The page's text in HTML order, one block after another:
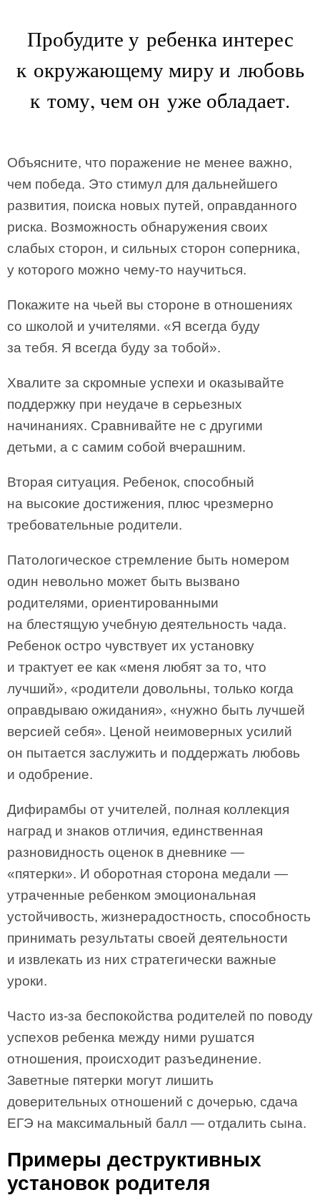
Пробудите у ребенка интерес
к окружающему миру и любовь
к тому, чем он уже обладает.
Объясните, что поражение не менее важно,
чем победа. Это стимул для дальнейшего
развития, поиска новых путей, оправданного
риска. Возможность обнаружения своих
слабых сторон, и сильных сторон соперника,
у которого можно чему-то научиться.
Покажите на чьей вы стороне в отношениях
со школой и учителями. «Я всегда буду
за тебя. Я всегда буду за тобой».
Хвалите за скромные успехи и оказывайте
поддержку при неудаче в серьезных
начинаниях. Сравнивайте не с другими
детьми, а с самим собой вчерашним.
Вторая ситуация. Ребенок, способный
на высокие достижения, плюс чрезмерно
требовательные родители.
Патологическое стремление быть номером
один невольно может быть вызвано
родителями, ориентированными
на блестящую учебную деятельность чада.
Ребенок остро чувствует их установку
и трактует ее как «меня любят за то, что
лучший», «родители довольны, только когда
оправдываю ожидания», «нужно быть лучшей
версией себя». Ценой неимоверных усилий
он пытается заслужить и поддержать любовь
и одобрение.
Дифирамбы от учителей, полная коллекция
наград и знаков отличия, единственная
разновидность оценок в дневнике —
«пятерки». И оборотная сторона медали —
утраченные ребенком эмоциональная
устойчивость, жизнерадостность, способность
принимать результаты своей деятельности
и извлекать из них стратегически важные
уроки.
Часто из-за беспокойства родителей по поводу
успехов ребенка между ними рушатся
отношения, происходит разъединение.
Заветные пятерки могут лишить
доверительных отношений с дочерью, сдача
ЕГЭ на максимальный балл — отдалить сына.
Примеры деструктивных
установок родителя